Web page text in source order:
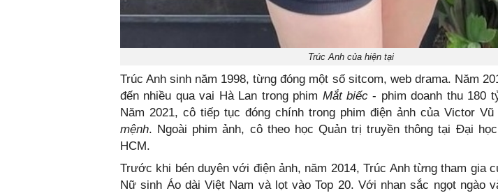
Trúc Anh của hiện tại
Trúc Anh sinh năm 1998, từng đóng một số sitcom, web drama. Năm
đến nhiều qua vai Hà Lan trong phim Mắt biếc - phim doanh thu 180
Năm 2021, cô tiếp tục đóng chính trong phim điện ảnh của Victor Vũ
mệnh. Ngoài phim ảnh, cô theo học Quản trị truyền thông tại Đại
HCM.
Trước khi bén duyên với điện ảnh, năm 2014, Trúc Anh từng tham gia
Nữ sinh Áo dài Việt Nam và lọt vào Top 20. Với nhan sắc ngọt ngào